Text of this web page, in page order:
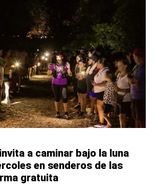
a caminar bajo la luna
en senderos de las
gratuita